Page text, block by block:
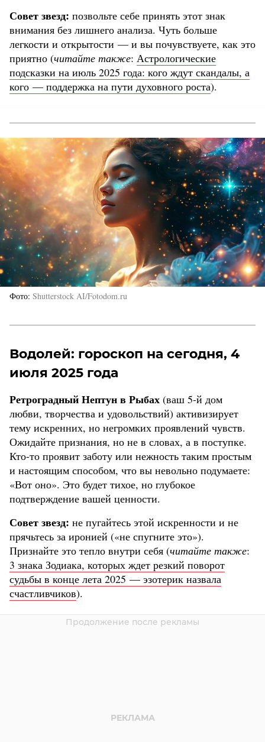
Совет звезд: позвольте себе принять этот знак
внимания без лишнего анализа. Чуть больше
легкости и открытости — и вы почувствуете, как это
приятно (читайте также: Астрологические
подсказки на июль 2025 года: кого ждут скандалы, а
кого — поддержка на пути духовного роста).
Фото Shutterstock AI/Fotodom.ru
Водолей: гороскоп на сегодня, 4
июля 2025 года
Ретроградный Нептун в Рыбах (ваш 5-й дом
любви, творчества и удовольствий) активизирует
тему искренних, но негромких проявлений чувств.
Ожидайте признания, но не в словах, а в поступке.
Кто-то проявит заботу или нежность таким простым
и настоящим способом, что вы невольно подумаете:
«Вот оно». Это будет тихое, но глубокое
подтверждение вашей ценности.
Совет звезд: не пугайтесь этой искренности и не
прячьтесь за иронией («не спугните это»).
Признайте это тепло внутри себя (читайте также:
3 знака Зодиака, которых ждет резкий поворот
судьбы в конце лета 2025 — эзотерик назвала
счастливчиков).